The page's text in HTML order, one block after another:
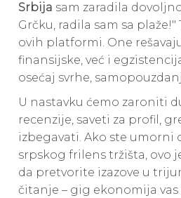
Srbija sam zaradila
Grčku, radila sam sa plaže!"
ovih platformi. One
finansijske, već i
osećaj svrhe,
U nastavku ćemo zaroniti
recenzije, saveti za profil,
izbegavati. Ako ste umorni
srpskog frilens tržišta, ovo
da pretvorite izazove u
čitanje – gig ekonomija vas